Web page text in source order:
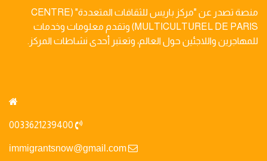
منصة تصدر عن "مركز باريس للثقافات المتعددة" (CENTRE
MULTICULTUREL DE PARIS) وتقدم معلومات وخدمات
للمهاجرين واللاجئين حول العالم، وتعتبر أحدى نشاطات المركز.
immigrantsnow@gmail.com